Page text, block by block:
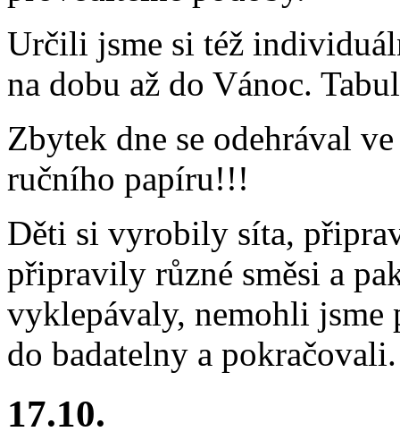
Určili jsme si též
na dobu až do Vánoc.
Zbytek dne se odehrával
ručního papíru!!!
Děti si vyrobily síta,
připravily různé směsi a
vyklepávaly, nemohli jsme
do badatelny a
17.10.